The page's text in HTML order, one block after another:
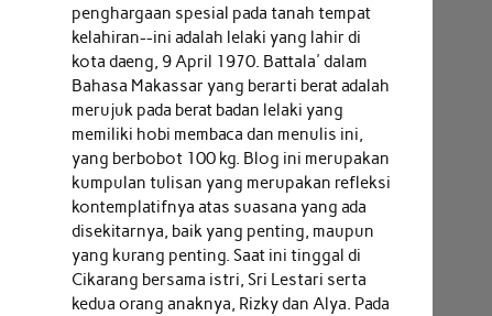
penghargaan spesial pada tanah tempat
kelahiran--ini adalah lelaki yang lahir di
kota daeng, 9 April 1970. Battala' dalam
Bahasa Makassar yang berarti berat adalah
merujuk pada berat badan lelaki yang
memiliki hobi membaca dan menulis ini,
yang berbobot 100 kg. Blog ini merupakan
kumpulan tulisan yang merupakan refleksi
kontemplatifnya atas suasana yang ada
disekitarnya, baik yang penting, maupun
yang kurang penting. Saat ini tinggal di
Cikarang bersama istri, Sri Lestari serta
kedua orang anaknya, Rizky dan Alya. Pada